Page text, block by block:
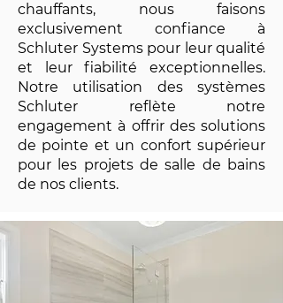
chauffants, nous faisons
exclusivement confiance à
Schluter Systems pour leur qualité
et leur fiabilité exceptionnelles.
Notre utilisation des systèmes
Schluter reflète notre
engagement à offrir des solutions
de pointe et un confort supérieur
pour les projets de salle de bains
de nos clients.